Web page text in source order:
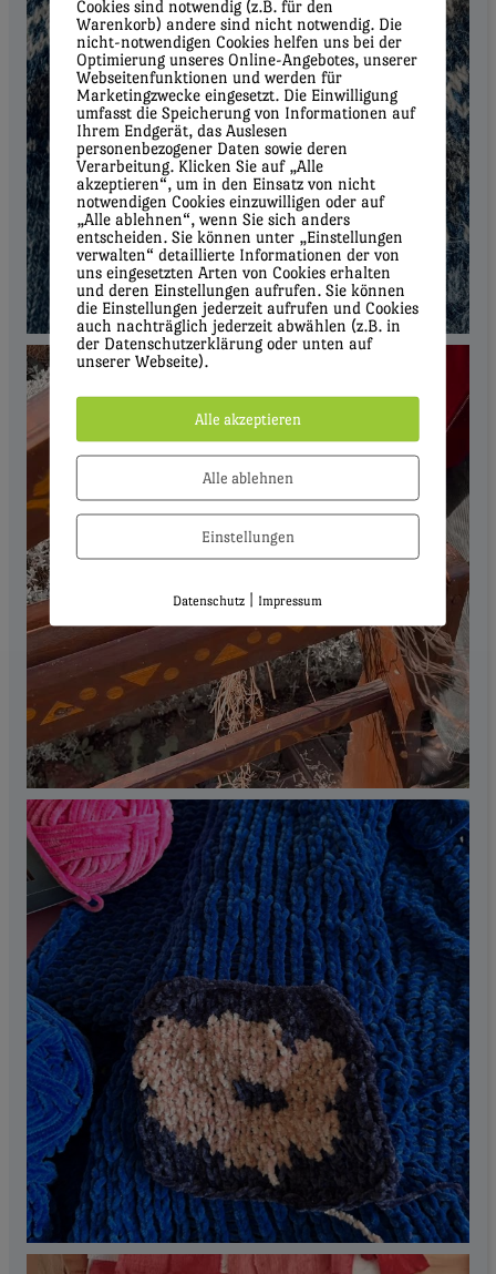
Cookies sind notwendig (z.B. für den
Warenkorb) andere sind nicht notwendig. Die
nicht-notwendigen Cookies helfen uns bei der
Optimierung unseres Online-Angebotes, unserer
Webseitenfunktionen und werden für
Marketingzwecke eingesetzt. Die Einwilligung
umfasst die Speicherung von Informationen auf
Ihrem Endgerät, das Auslesen
personenbezogener Daten sowie deren
Verarbeitung. Klicken Sie auf „Alle
akzeptieren“, um in den Einsatz von nicht
notwendigen Cookies einzuwilligen oder auf
„Alle ablehnen“, wenn Sie sich anders
entscheiden. Sie können unter „Einstellungen
verwalten“ detaillierte Informationen der von
uns eingesetzten Arten von Cookies erhalten
und deren Einstellungen aufrufen. Sie können
die Einstellungen jederzeit aufrufen und Cookies
auch nachträglich jederzeit abwählen (z.B. in
der Datenschutzerklärung oder unten auf
unserer Webseite).
Alle akzeptieren
Alle ablehnen
Einstellungen
Datenschutz | Impressum